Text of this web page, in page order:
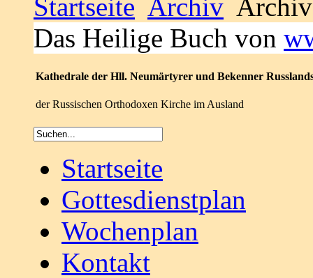
Startseite Archiv Archiv
Das Heilige Buch von
Kathedrale der Hll. Neumärtyrer und Bekenner
der Russischen Orthodoxen Kirche im Ausland
Startseite
Gottesdienstplan
Wochenplan
Kontakt